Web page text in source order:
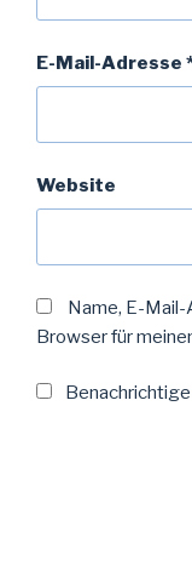
E-Mail-Adresse
Website
Name, E-
Browser für